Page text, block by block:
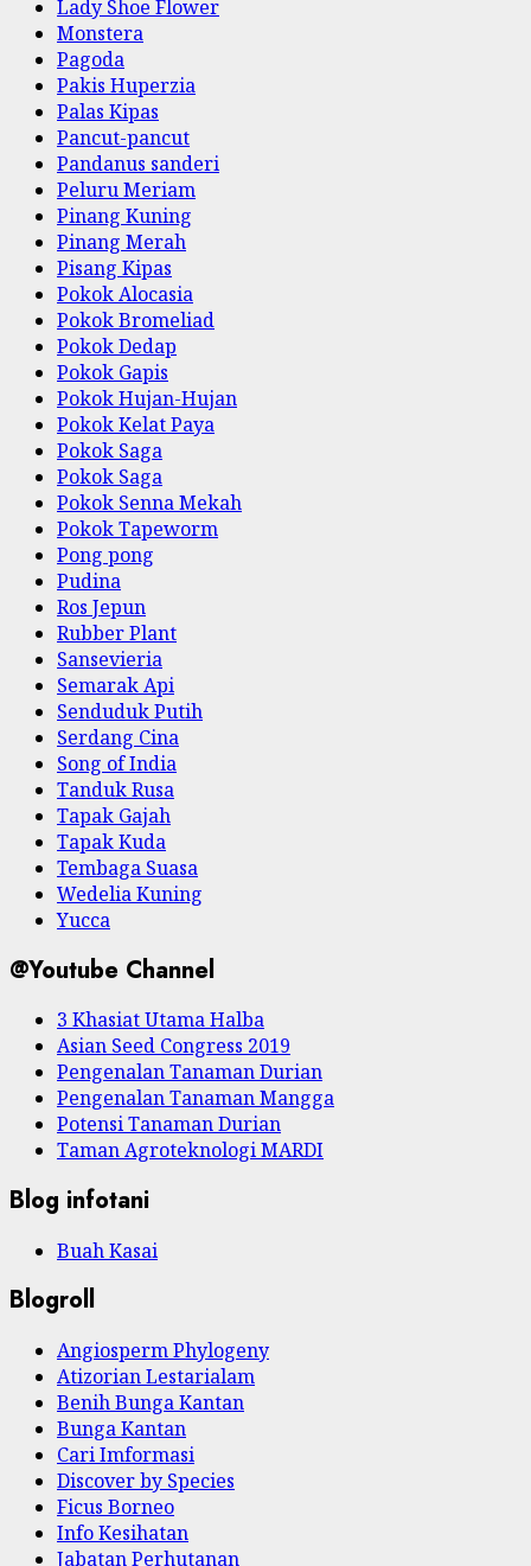
Lady Shoe Flower
Monstera
Pagoda
Pakis Huperzia
Palas Kipas
Pancut-pancut
Pandanus sanderi
Peluru Meriam
Pinang Kuning
Pinang Merah
Pisang Kipas
Pokok Alocasia
Pokok Bromeliad
Pokok Dedap
Pokok Gapis
Pokok Hujan-Hujan
Pokok Kelat Paya
Pokok Saga
Pokok Saga
Pokok Senna Mekah
Pokok Tapeworm
Pong pong
Pudina
Ros Jepun
Rubber Plant
Sansevieria
Semarak Api
Senduduk Putih
Serdang Cina
Song of India
Tanduk Rusa
Tapak Gajah
Tapak Kuda
Tembaga Suasa
Wedelia Kuning
Yucca
@Youtube Channel
3 Khasiat Utama Halba
Asian Seed Congress 2019
Pengenalan Tanaman Durian
Pengenalan Tanaman Mangga
Potensi Tanaman Durian
Taman Agroteknologi MARDI
Blog infotani
Buah Kasai
Blogroll
Angiosperm Phylogeny
Atizorian Lestarialam
Benih Bunga Kantan
Bunga Kantan
Cari Imformasi
Discover by Species
Ficus Borneo
Info Kesihatan
Jabatan Perhutanan